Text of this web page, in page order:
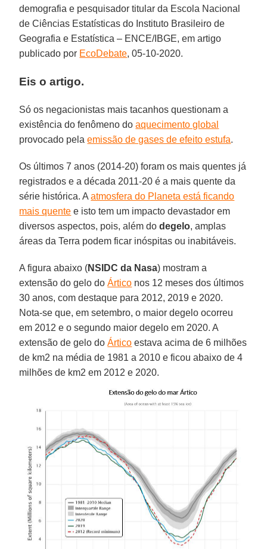
demografia e pesquisador titular da Escola Nacional
de Ciências Estatísticas do Instituto Brasileiro de
Geografia e Estatística – ENCE/IBGE, em artigo
publicado por EcoDebate, 05-10-2020.
Eis o artigo.
Só os negacionistas mais tacanhos questionam a
existência do fenômeno doaquecimento global
provocado pelaemissão de gases de efeito estufa.
Os últimos 7 anos (2014-20) foram os mais quentes já
registrados e a década 2011-20 é a mais quente da
série histórica. Aatmosfera do Planeta está ficando
mais quente e isto tem um impacto devastador em
diversos aspectos, pois, além dodegelo, amplas
áreas da Terra podem ficar inóspitas ou inabitáveis.
A figura abaixo (NSIDC da Nasa) mostram a
extensão do gelo doÁrtico nos 12 meses dos últimos
30 anos, com destaque para 2012, 2019 e 2020.
Nota-se que, em setembro, o maior degelo ocorreu
em 2012 e o segundo maior degelo em 2020. A
extensão de gelo doÁrtico estava acima de 6 milhões
de km2 na média de 1981 a 2010 e ficou abaixo de 4
milhões de km2 em 2012 e 2020.